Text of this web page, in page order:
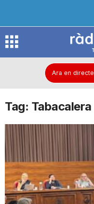
R
d
o
C
Ara en directe
Tag: Tabacalera